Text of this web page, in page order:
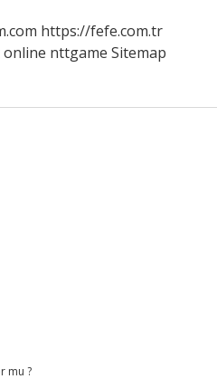
https://fefe.com.tr
nttgame Sitemap
mu ?